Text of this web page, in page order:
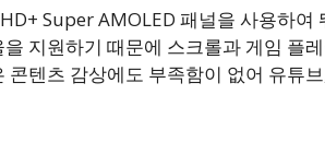
Super AMOLED 패널을 사용하여
지원하기 때문에 스크롤과 게임 플
콘텐츠 감상에도 부족함이 없어 유튜